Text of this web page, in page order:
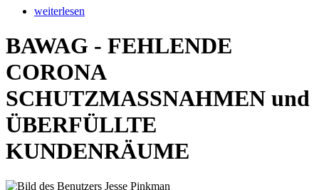
weiterlesen
BAWAG - FEHLENDE
CORONA
SCHUTZMASSNAHMEN und
ÜBERFÜLLTE
KUNDENRÄUME